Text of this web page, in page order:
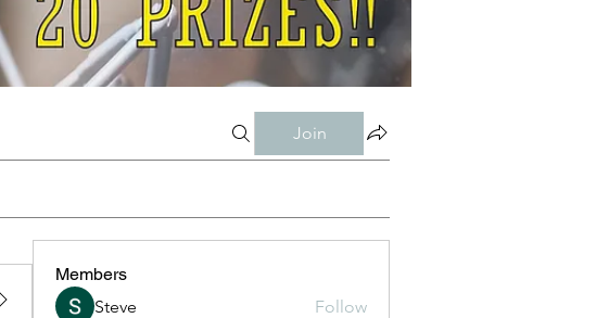
Join
Members
Steve
Follow